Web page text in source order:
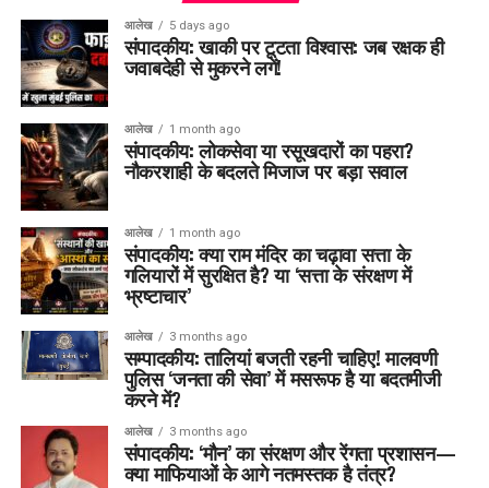
आलेख 5 days ago
संपादकीय: खाकी पर टूटता विश्वास: जब रक्षक ही
जवाबदेही से मुकरने लगें!
आलेख 1 month ago
संपादकीय: लोकसेवा या रसूखदारों का पहरा?
नौकरशाही के बदलते मिजाज पर बड़ा सवाल
आलेख 1 month ago
संपादकीय: क्या राम मंदिर का चढ़ावा सत्ता के
गलियारों में सुरक्षित है? या ‘सत्ता के संरक्षण में
भ्रष्टाचार’
आलेख 3 months ago
सम्पादकीय: तालियां बजती रहनी चाहिए! मालवणी
पुलिस ‘जनता की सेवा’ में मसरूफ है या बदतमीजी
करने में?
आलेख 3 months ago
संपादकीय: ‘मौन’ का संरक्षण और रेंगता प्रशासन—
क्या माफियाओं के आगे नतमस्तक है तंत्र?